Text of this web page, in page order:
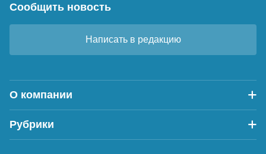
Сообщить новость
Написать в редакцию
О компании
Рубрики